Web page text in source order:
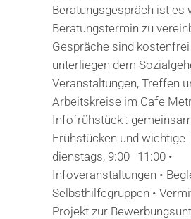
Beratungsgespräch ist es
Beratungstermin zu
Gespräche sind kostenfrei
unterliegen dem
Veranstaltungen, Treffen
Arbeitskreise im Cafe
Infofrühstück :
Frühstücken und wichtige
dienstags, 9:00–11:00 •
Infoveranstaltungen •
Selbsthilfegruppen •
Projekt zur